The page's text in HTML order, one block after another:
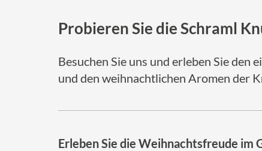
Probieren Sie die Schraml
Besuchen Sie uns und erleben Sie den
und den weihnachtlichen Aromen der
Erleben Sie die Weihnachtsfreude im